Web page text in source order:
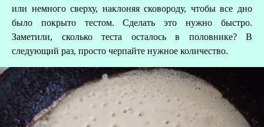
или немного сверху, наклоняя сковороду, чтобы все дно
было покрыто тестом. Сделать это нужно быстро.
Заметили, сколько теста осталось в половнике? В
следующий раз, просто черпайте нужное количество.